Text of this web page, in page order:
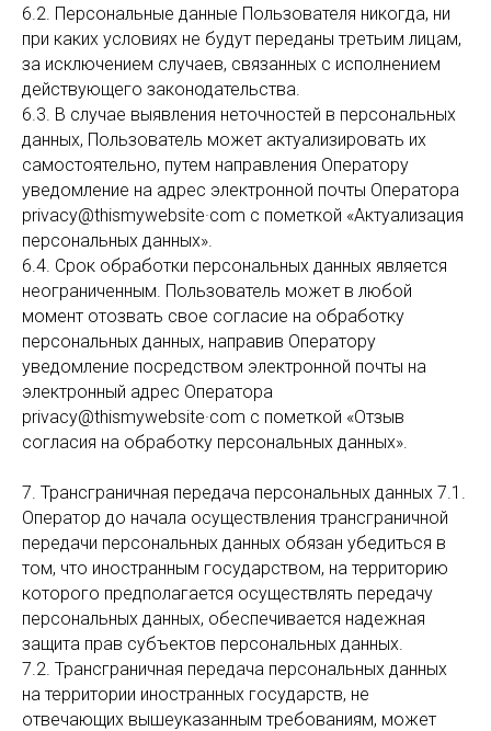
6.2. Персональные данные Пользователя никогда, ни
при каких условиях не будут переданы третьим лицам,
за исключением случаев, связанных с исполнением
действующего законодательства.
6.3. В случае выявления неточностей в персональных
данных, Пользователь может актуализировать их
самостоятельно, путем направления Оператору
уведомление на адрес электронной почты Оператора
privacy@thismywebsite·com с пометкой «Актуализация
персональных данных».
6.4. Срок обработки персональных данных является
неограниченным. Пользователь может в любой
момент отозвать свое согласие на обработку
персональных данных, направив Оператору
уведомление посредством электронной почты на
электронный адрес Оператора
privacy@thismywebsite·com с пометкой «Отзыв
согласия на обработку персональных данных».
7. Трансграничная передача персональных данных 7.1.
Оператор до начала осуществления трансграничной
передачи персональных данных обязан убедиться в
том, что иностранным государством, на территорию
которого предполагается осуществлять передачу
персональных данных, обеспечивается надежная
защита прав субъектов персональных данных.
7.2. Трансграничная передача персональных данных
на территории иностранных государств, не
отвечающих вышеуказанным требованиям, может